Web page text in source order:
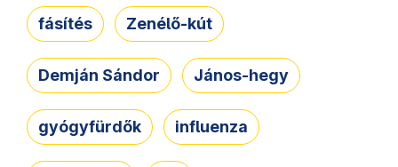
fásítés Zenélő-kút
Demján Sándor János-hegy
gyógyfürdők influenza